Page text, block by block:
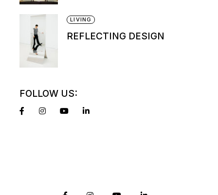
LIVING
REFLECTING DESIGN
FOLLOW US: